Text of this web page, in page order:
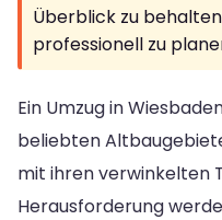
Überblick zu
professionell zu
Ein Umzug in
beliebten
mit ihren verwinkelten
Herausforderung